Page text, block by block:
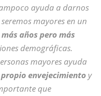
ayuda a darnos
mayores en un
años pero más
demográficas.
mayores ayuda
envejecimiento y
que